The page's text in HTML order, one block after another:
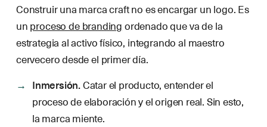
Construir una marca craft no es encargar un logo. Es
unproceso de brandingordenado que va de la
estrategia al activo físico, integrando al maestro
cervecero desde el primer día.
Inmersión.Catar el producto, entender el
proceso de elaboración y el origen real. Sin esto,
la marca miente.